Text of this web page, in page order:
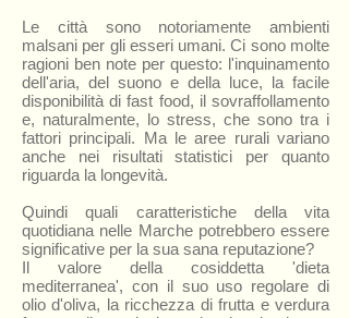
Le città sono notoriamente ambienti
malsani per gli esseri umani. Ci sono molte
ragioni ben note per questo: l'inquinamento
dell'aria, del suono e della luce, la facile
disponibilità di fast food, il sovraffollamento
e, naturalmente, lo stress, che sono tra i
fattori principali. Ma le aree rurali variano
anche nei risultati statistici per quanto
riguarda la longevità.
Quindi quali caratteristiche della vita
quotidiana nelle Marche potrebbero essere
significative per la sua sana reputazione?
Il valore della cosiddetta 'dieta
mediterranea', con il suo uso regolare di
olio d'oliva, la ricchezza di frutta e verdura